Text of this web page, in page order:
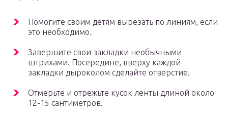
Помогите своим детям вырезать по линиям, если
это необходимо.
Завершите свои закладки необычными
штрихами. Посередине, вверху каждой
закладки дыроколом сделайте отверстие.
Отмерьте и отрежьте кусок ленты длиной около
12-15 сантиметров.